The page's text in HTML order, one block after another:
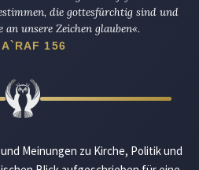
die gottesfürchtig sind und
unsere Zeichen glauben«.
156
Meinungen zu Kirche, Politik und